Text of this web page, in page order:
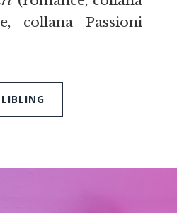
collana Passioni